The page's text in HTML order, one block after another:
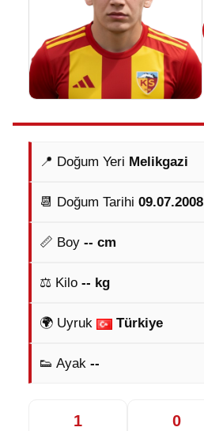
📍 Doğum Yeri Melikgazi
📆 Doğum Tarihi 09.07.2008
📏 Boy -- cm
⚖️ Kilo -- kg
🌍 Uyruk Türkiye
👟 Ayak --
1 0